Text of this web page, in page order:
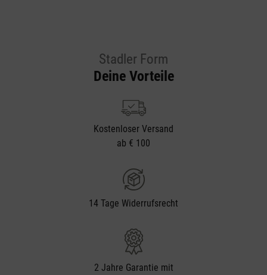
Stadler Form
Deine Vorteile
Kostenloser Versand
ab € 100
14 Tage Widerrufsrecht
2 Jahre Garantie mit